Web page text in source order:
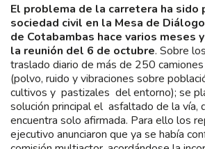
El problema de la carretera ha sido
sociedad civil en la Mesa de
de Cotabambas hace varios meses
la reunión del 6 de octubre. Sobre
traslado diario de más de 250
(polvo, ruido y vibraciones sobre
cultivos y pastizales del entorno); se
solución principal el asfaltado de la vía,
encuentra solo afirmada. Para ello los
ejecutivo anunciaron que ya se había